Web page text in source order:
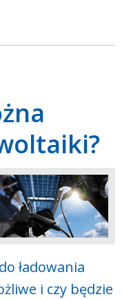
ładowania
i czy będzie